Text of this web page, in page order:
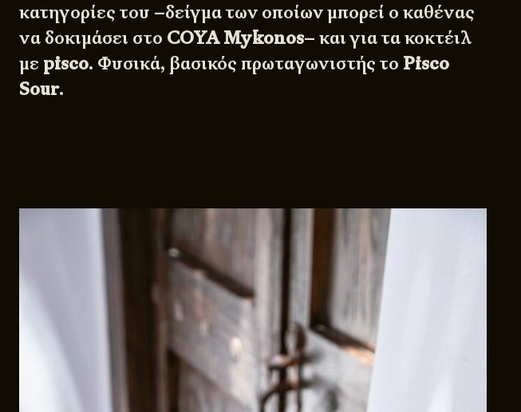
κατηγορίες του –δείγμα των οποίων μπορεί ο καθένας
να δοκιμάσει στο COYA Mykonos– και για τα κοκτέιλ
με pisco. Φυσικά, βασικός πρωταγωνιστής το Pisco
Sour.